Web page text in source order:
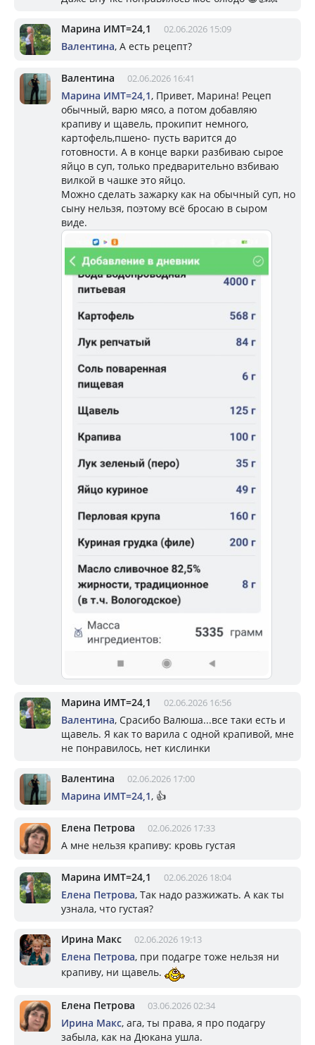
Марина ИМТ=24,1 02.06.2026 15:09
Валентина, А есть рецепт?
Валентина 02.06.2026 16:41
Марина ИМТ=24,1, Привет, Марина! Рецеп
обычный, варю мясо, а потом добавляю
крапиву и щавель, прокипит немного,
картофель,пшено- пусть варится до
готовности. А в конце варки разбиваю сырое
яйцо в суп, только предварительно взбиваю
вилкой в чашке это яйцо.
Можно сделать зажарку как на обычный суп, но
сыну нельзя, поэтому всё бросаю в сыром
виде.
Марина ИМТ=24,1 02.06.2026 16:56
Валентина, Срасибо Валюша...все таки есть и
щавель. Я как то варила с одной крапивой, мне
не понравилось, нет кислинки
Валентина 02.06.2026 17:00
Марина ИМТ=24,1, 👍
Елена Петрова 02.06.2026 17:33
А мне нельзя крапиву: кровь густая
Марина ИМТ=24,1 02.06.2026 18:04
Елена Петрова, Так надо разжижать. А как ты
узнала, что густая?
Ирина Макс 02.06.2026 19:13
Елена Петрова, при подагре тоже нельзя ни
крапиву, ни щавель.
Елена Петрова 03.06.2026 02:34
Ирина Макс, ага, ты права, я про подагру
забыла, как на Дюкана ушла.